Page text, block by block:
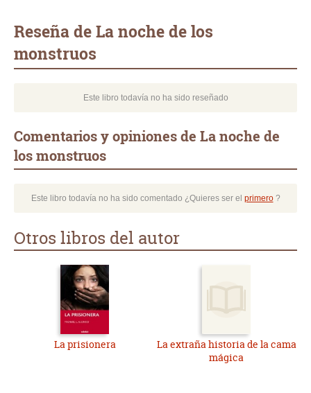
Reseña de La noche de los
monstruos
Este libro todavía no ha sido reseñado
Comentarios y opiniones de La noche de
los monstruos
Este libro todavía no ha sido comentado ¿Quieres ser el primero?
Otros libros del autor
La prisionera
La extraña historia de la cama
mágica